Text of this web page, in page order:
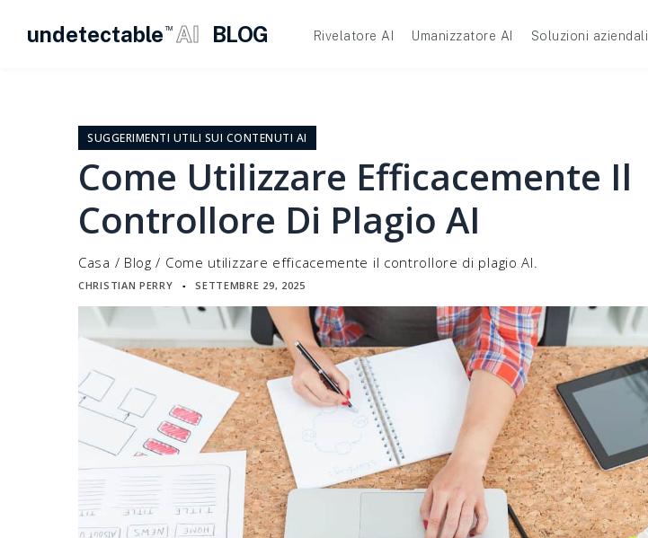
undetectable TM AI BLOG Rivelatore AI Umanizzatore AI Soluzioni aziendali
contenutoSUGGERIMENTI UTILI SUI CONTENUTI AI
Come Utilizzare Efficacemente Il
Controllore Di Plagio AI
Casa / Blog / Come utilizzare efficacemente il controllore di plagio AI.
CHRISTIAN PERRY ▪ SETTEMBRE 29, 2025